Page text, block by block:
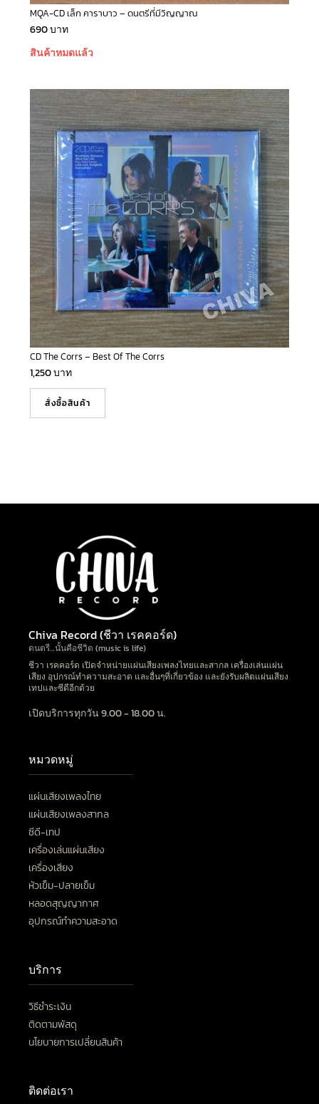
MQA-CD เล็ก คาราบาว – ดนตรีที่มีวิญญาณ
690บาท
สินค้าหมดแล้ว
CD The Corrs – Best Of The Corrs
1,250บาท
สั่งซื้อสินค้า
Chiva Record (ชีวา เรคคอร์ด)
ดนตรี…นั้นคือชีวิต (music is life)
ชีวา เรคคอร์ด เปิดจำหน่ายแผ่นเสียงเพลงไทยและสากล เครื่องเล่นแผ่น
เสียง อุปกรณ์ทำความสะอาด และอื่นๆที่เกี่ยวข้อง และยังรับผลิตแผ่นเสียง
เทปและซีดีอีกด้วย
เปิดบริการทุกวัน 9.00 - 18.00 น.
หมวดหมู่
แผ่นเสียงเพลงไทย
แผ่นเสียงเพลงสากล
ซีดี-เทป
เครื่องเล่นแผ่นเสียง
เครื่องเสียง
หัวเข็ม-ปลายเข็ม
หลอดสุญญากาศ
อุปกรณ์ทำความสะอาด
บริการ
วิธีชำระเงิน
ติดตามพัสดุ
นโยบายการเปลี่ยนสินค้า
ติดต่อเรา